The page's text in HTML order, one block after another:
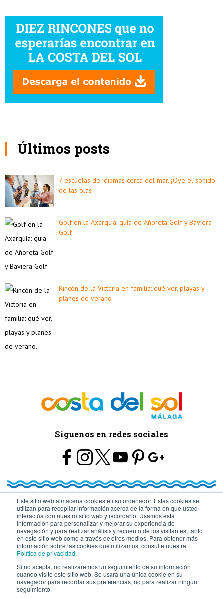
Este sitio web almacena cookies en su ordenador. Estas cookies se
utilizan para recopilar información acerca de la forma en que usted
interactúa con nuestro sitio web y recordarlo. Usamos esta
información para personalizar y mejorar su experiencia de
navegación y para realizar análisis y recuento de los visitantes, tanto
en este sitio web como a través de otros medios. Para obtener más
información sobre las cookies que utilizamos, consulte nuestra
Política de privacidad.
Si no acepta, no realizaremos un seguimiento de su información
cuando visite este sitio web. Se usará una única cookie en su
navegador para recordar sus preferencias, no para realizar ningún
seguimiento.
Últimos posts
7 escuelas de idiomas cerca del mar. ¡Oye el sonido
de las olas!
Golf en la Axarquía: guía de Añoreta Golf y Baviera
Golf
Rincón de la Victoria en familia: qué ver, playas y
planes de verano
Síguenos en redes sociales
© Turismo y Planificación Costa del Sol S.L.U. Todos los Derechos
Reservados